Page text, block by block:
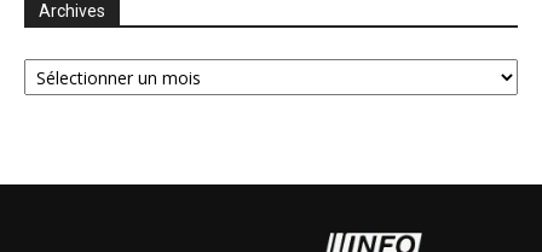
Archives
Archives